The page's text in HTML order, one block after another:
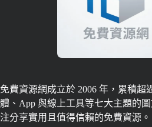
免費資源網成立於 2006 年，累積超
體、App 與線上工具等七大主題的
注分享實用且值得信賴的免費資源。